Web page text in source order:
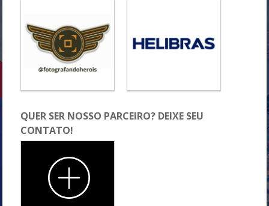
QUER SER NOSSO PARCEIRO? DEIXE SEU
CONTATO!